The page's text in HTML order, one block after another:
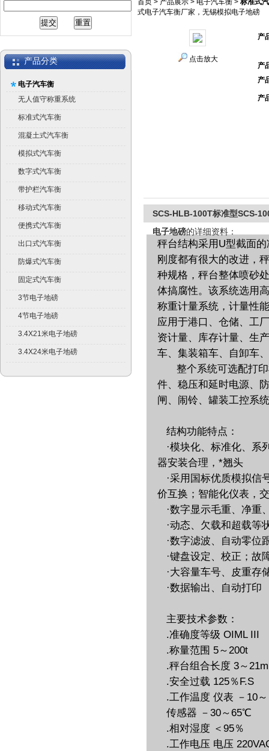
产品分类
电子汽车衡
无人值守称重系统
标准式汽车衡
混凝土式汽车衡
模拟式汽车衡
数字式汽车衡
带护栏汽车衡
移动式汽车衡
便携式汽车衡
出口式汽车衡
防爆式汽车衡
固定式汽车衡
3节电子地磅
4节电子地磅
3.4X21米电子地磅
3.4X24米电子地磅
首页 > 产品展示 > 电子汽车衡 > 标准式
式电子汽车衡厂家，无锡模拟电子地磅
点击放大
产
产
产
产
SCS-HLB-100T标准型SCS-
电子地磅的详细资料：
秤台结构采用U型截面
刚度都有很大的改进，
种规格，秤台整体喷砂
体搞腐性。该系统选用
称重计量系统，计量性
应用于港口、仓储、工
资计量、库存计量、生
车、集装箱车、自卸车
整个系统可选配打印
件、稳压和延时电源、
闸、闹铃、罐装工控系
结构功能特点：
·模块化、标准化、系
器安装合理，*翘头
·采用国标优质模拟信
价互换；智能化仪表，
·数字显示毛重、净重
·动态、欠载和超载等
·数字滤波、自动零位
·键盘设定、校正；故
·大容量车号、皮重存
·数据输出、自动打印
主要技术参数：
.准确度等级 OIML III
.称量范围 5～200t
.秤台组合长度 3～21m
.安全过载 125％F.S
.工作温度 仪表 －10
传感器 －30～65℃
.相对湿度 ＜95％
.工作电压 电压